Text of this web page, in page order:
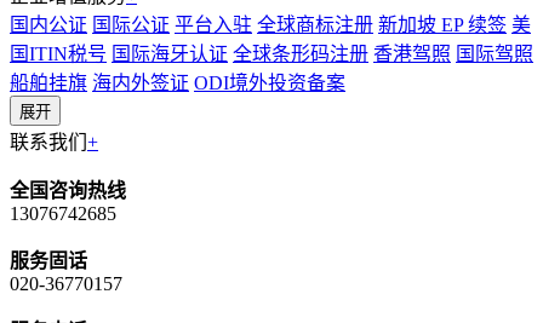
国内公证 国际公证 平台入驻 全球商标注册 新加坡 EP 续签 美
国ITIN税号 国际海牙认证 全球条形码注册 香港驾照 国际驾照
船舶挂旗 海内外签证 ODI境外投资备案
展开
联系我们 +
全国咨询热线
13076742685
服务固话
020-36770157